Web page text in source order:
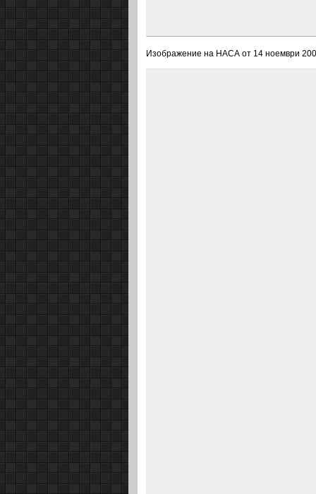
Изображение на НАСА от 14 ноември